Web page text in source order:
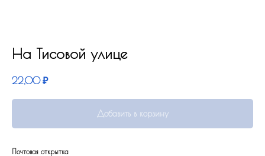
На Тисовой улице
22,00 ₽
Добавить в корзину
Почтовая открытка